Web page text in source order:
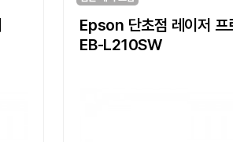
Epson 단초점 레이저 프
EB-L210SW